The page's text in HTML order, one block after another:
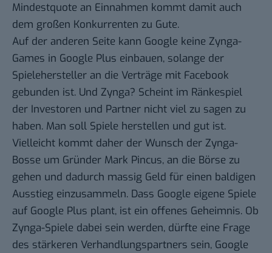
Mindestquote an Einnahmen kommt damit auch
dem großen Konkurrenten zu Gute.
Auf der anderen Seite kann Google keine Zynga-
Games in Google Plus einbauen, solange der
Spielehersteller an die Verträge mit Facebook
gebunden ist. Und Zynga? Scheint im Ränkespiel
der Investoren und Partner nicht viel zu sagen zu
haben. Man soll Spiele herstellen und gut ist.
Vielleicht kommt daher der Wunsch der Zynga-
Bosse um Gründer Mark Pincus, an die Börse zu
gehen und dadurch massig Geld für einen baldigen
Ausstieg einzusammeln. Dass Google eigene Spiele
auf Google Plus plant, ist ein offenes Geheimnis. Ob
Zynga-Spiele dabei sein werden, dürfte eine Frage
des stärkeren Verhandlungspartners sein, Google